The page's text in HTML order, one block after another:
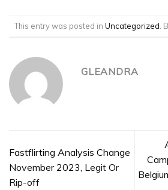
This entry was posted in Uncategorized .
GLEANDRA
Fastflirting Analysis Change
November 2023, Legit Or
Rip-off